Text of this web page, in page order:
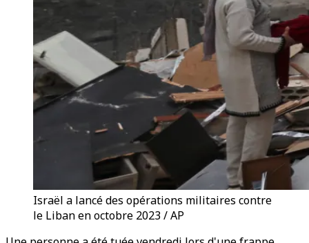
Israël a lancé des opérations militaires contre
le Liban en octobre 2023 / AP